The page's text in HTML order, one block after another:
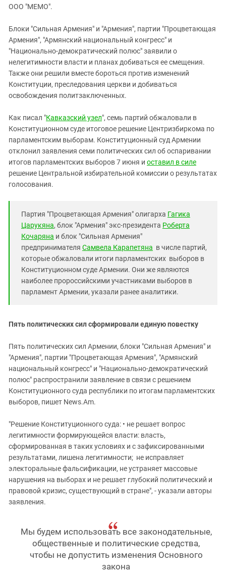
ИНАКОМЫСЛИЕ В ЧЕЧНЕ
ПРЕСЛЕДОВАНИЕ АКТИВИСТОВ
МОБИЛИЗАЦИЯ И ПРОТЕСТЫ
Дагестан
Ингушетия
Кабардино-Балкария
Калмыкия
Карачаево-Черкесия
Краснодарский край
Российская Федерация
Ростовская область
Северная Осетия - Алания
СКФО
Южная Осетия
Южный Кавказ
ООО "МЕМО".
Блоки "Сильная Армения" и "Армения", партии "Процветающая
Армения", "Армянский национальный конгресс" и
"Национально-демократический полюс" заявили о
нелегитимности власти и планах добиваться ее смещения.
Также они решили вместе бороться против изменений
Конституции, преследования церкви и добиваться
освобождения политзаключенных.
Как писал "Кавказский узел", семь партий обжаловали в
Конституционном суде итоговое решение Центризбиркома по
парламентским выборам. Конституционный суд Армении
отклонил заявления семи политических сил об оспаривании
итогов парламентских выборов 7 июня и оставил в силе
решение Центральной избирательной комиссии о результатах
голосования.
Партия "Процветающая Армения" олигарха Гагика
Царукяна, блок "Армения" экс-президента Роберта
Кочаряна и блок "Сильная Армения"
предпринимателя Самвела Карапетяна в числе партий,
которые обжаловали итоги парламентских выборов в
Конституционном суде Армении. Они же являются
наиболее пророссийскими участниками выборов в
парламент Армении, указали ранее аналитики.
Пять политических сил сформировали единую повестку
Пять политических сил Армении, блоки "Сильная Армения" и
"Армения", партии "Процветающая Армения", "Армянский
национальный конгресс" и "Национально-демократический
полюс" распространили заявление в связи с решением
Конституционного суда республики по итогам парламентских
выборов, пишет News.Am.
"Решение Конституционного суда: • не решает вопрос
легитимности формирующейся власти: власть,
сформированная в таких условиях и с зафиксированными
результатами, лишена легитимности; не исправляет
электоральные фальсификации, не устраняет массовые
нарушения на выборах и не решает глубокий политический и
правовой кризис, существующий в стране", - указали авторы
заявления.
Мы будем использовать все законодательные,
общественные и политические средства,
чтобы не допустить изменения Основного
закона